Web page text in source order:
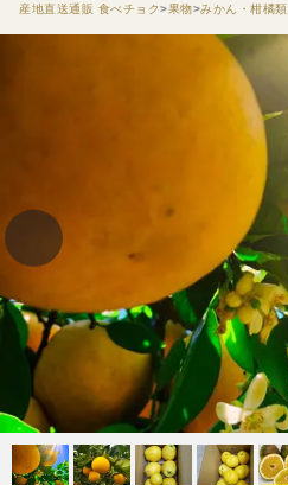
産地直送通販 食べチョク 果物 みかん・柑橘類